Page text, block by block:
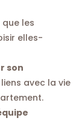
que les
elles-
son
avec la vie